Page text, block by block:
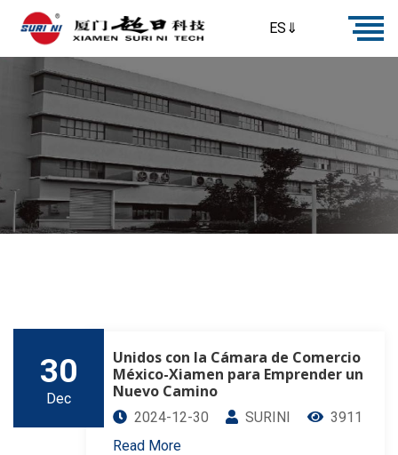
ES⇓
30
Dec
Unidos con la Cámara de Comercio
México-Xiamen para Emprender un
Nuevo Camino
2024-12-30 SURINI
3911
Read More